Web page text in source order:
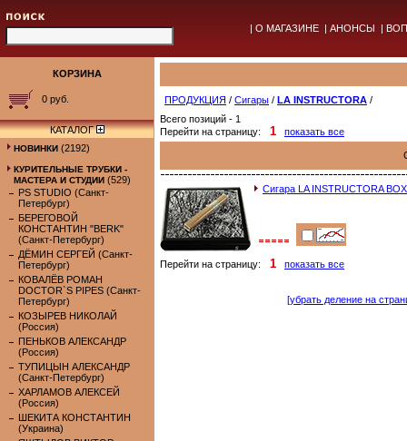
| О МАГАЗИНЕ | АНОНСЫ |
КОРЗИНА
0 руб.
КАТАЛОГ
НОВИНКИ (2192)
КУРИТЕЛЬНЫЕ ТРУБКИ -
МАСТЕРА И СТУДИИ (529)
PS STUDIO (Санкт-
Петербург)
БЕРЕГОВОЙ
КОНСТАНТИН "BERK"
(Санкт-Петербург)
ДЁМИН СЕРГЕЙ (Санкт-
Петербург)
КОВАЛЁВ РОМАН
DOCTOR`S PIPES (Санкт-
Петербург)
КОЗЫРЕВ НИКОЛАЙ
(Россия)
ПЕНЬКОВ АЛЕКСАНДР
(Россия)
ТУПИЦЫН АЛЕКСАНДР
(Санкт-Петербург)
ХАРЛАМОВ АЛЕКСЕЙ
(Россия)
ШЕКИТА КОНСТАНТИН
(Украина)
ПРОДУКЦИЯ / Сигары / LA INSTRUCTORA /
Всего позиций - 1
Перейти на страницу:
1 показать все
Сигара LA INSTRUCTORA
Перейти на страницу: 1 показать все
[убрать деление на